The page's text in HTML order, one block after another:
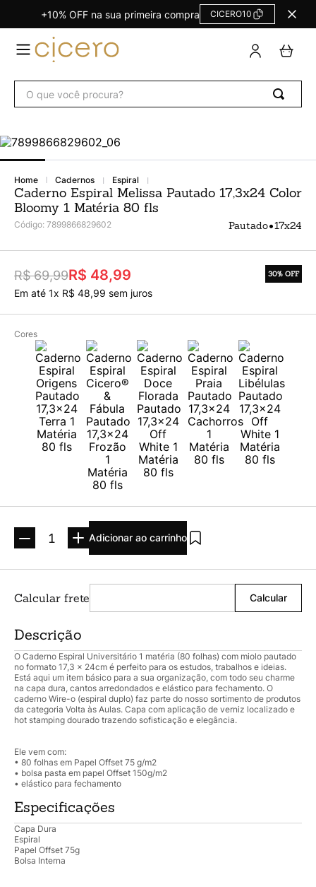
+10% OFF na sua primeira compra CICERO10
cadernos espiral
Caderno Espiral Melissa Pautado 17,3x24 Color
Bloomy 1 Matéria 80 fls
Código: 7899866829602 Pautado•17x24
R$ 69,99R$ 48,99
Em até 1x R$ 48,99 sem juros
30% OFF
Cores
Adicionar ao carrinho
Descrição
O Caderno Espiral Universitário 1 matéria (80 folhas) com miolo pautado
no formato 17,3 x 24cm é perfeito para os estudos, trabalhos e ideias.
Está aqui um item básico para a sua organização, com todo seu charme
na capa dura, cantos arredondados e elástico para fechamento. O
caderno Wire-o (espiral duplo) faz parte do nosso sortimento de produtos
da categoria Volta às Aulas. Capa com aplicação de verniz localizado e
hot stamping dourado trazendo sofisticação e elegância.
Ele vem com:
• 80 folhas em Papel Offset 75 g/m2
• bolsa pasta em papel Offset 150g/m2
• elástico para fechamento
Especificações
Capa Dura
Espiral
Papel Offset 75g
Bolsa Interna
TERMOS
MAIS
Agendas Calendários
3ºFichário
Planner
Planner Permanente
Melissa
Caderneta
10ºArgolado